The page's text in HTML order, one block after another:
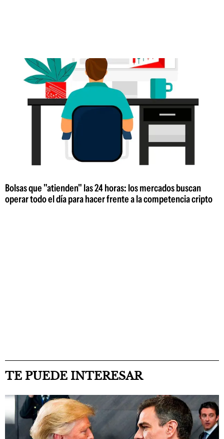
Bolsas que "atienden" las 24 horas: los mercados buscan
operar todo el día para hacer frente a la competencia cripto
TE PUEDE INTERESAR